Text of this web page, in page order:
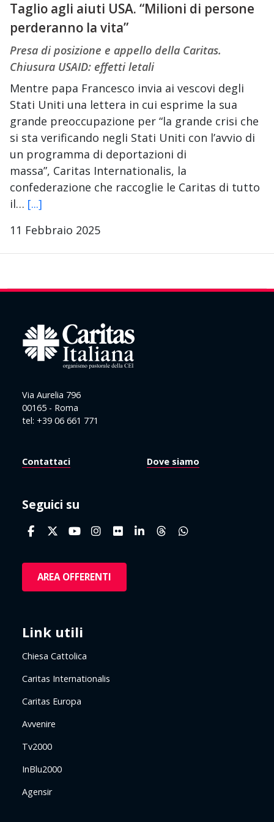
Taglio agli aiuti USA. “Milioni di persone
perderanno la vita”
Presa di posizione e appello della Caritas.
Chiusura USAID: effetti letali
Mentre papa Francesco invia ai vescovi degli
Stati Uniti una lettera in cui esprime la sua
grande preoccupazione per “la grande crisi che
si sta verificando negli Stati Uniti con l’avvio di
un programma di deportazioni di
massa”, Caritas Internationalis, la
confederazione che raccoglie le Caritas di tutto
il… [...]
11 Febbraio 2025
Via Aurelia 796
00165 - Roma
tel: +39 06 661 771
Contattaci Dove siamo
Seguici su
AREA OFFERENTI
Link utili
Chiesa Cattolica
Caritas Internationalis
Caritas Europa
Avvenire
Tv2000
InBlu2000
Agensir